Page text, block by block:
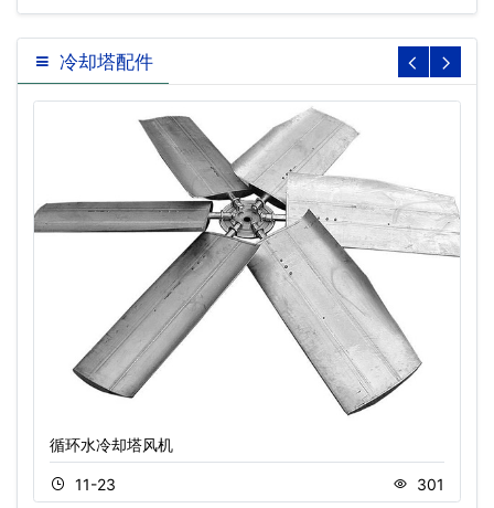
冷却塔配件
循环水冷却塔风机
11-23 301